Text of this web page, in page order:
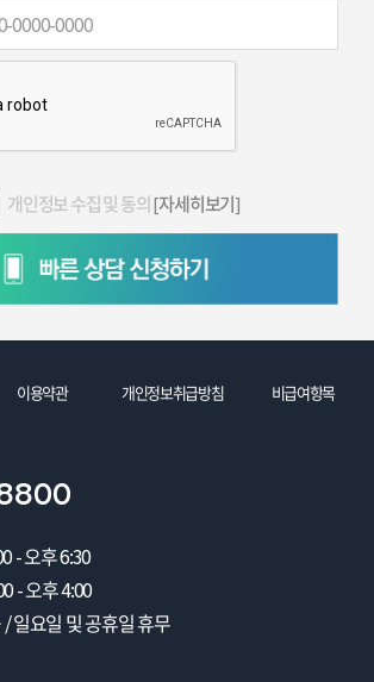
개인정보 수집 및 동의[자세히보기]
이용약관 개인정보취급방침 비급여항목
- 오후 6:30
- 오후 4:00
일요일 및 공휴일 휴무